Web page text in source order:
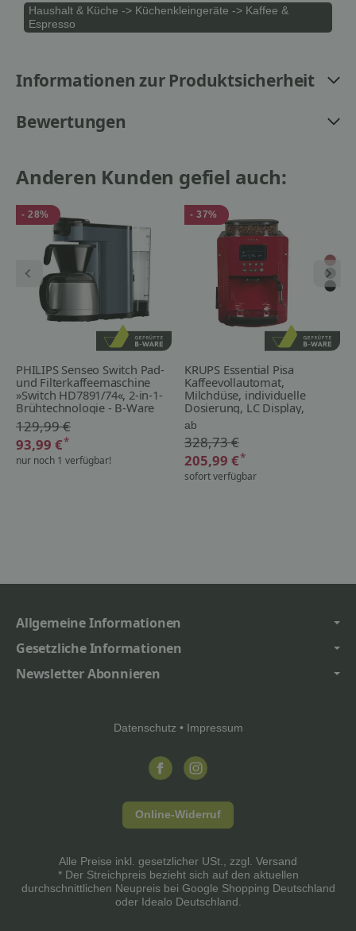
Haushalt & Küche -> Küchenkleingeräte -> Kaffee &
Espresso
Informationen zur Produktsicherheit
Bewertungen
Anderen Kunden gefiel auch:
- 28%
PHILIPS Senseo Switch Pad-
und Filterkaffeemaschine
»Switch HD7891/74«, 2-in-1-
Brühtechnologie - B-Ware
129,99 €
93,99 €*
nur noch 1 verfügbar!
- 37%
KRUPS Essential Pisa
Kaffeevollautomat,
Milchdüse, individuelle
Dosierung, LC Display,
einfache Reinigung
»EA81PO« - B-Ware
ab
328,73 €
205,99 €*
sofort verfügbar
Allgemeine Informationen
Gesetzliche Informationen
Newsletter Abonnieren
Datenschutz • Impressum
Online-Widerruf
Alle Preise inkl. gesetzlicher USt., zzgl. Versand
* Der Streichpreis bezieht sich auf den aktuellen
durchschnittlichen Neupreis bei Google Shopping Deutschland
oder Idealo Deutschland.